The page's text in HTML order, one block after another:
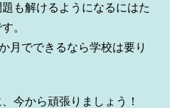
も解けるようになるにはた
。
月でできるなら学校は要り
今から頑張りましょう！